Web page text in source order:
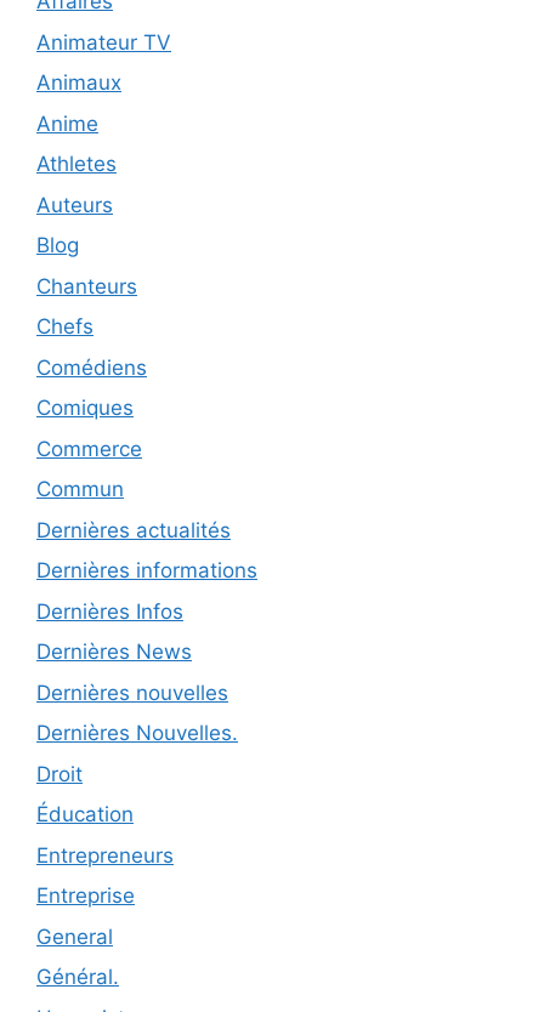
Animateur TV
Animaux
Anime
Athletes
Auteurs
Blog
Chanteurs
Chefs
Comédiens
Comiques
Commerce
Commun
Dernières actualités
Dernières informations
Dernières Infos
Dernières News
Dernières nouvelles
Dernières Nouvelles.
Droit
Éducation
Entrepreneurs
Entreprise
General
Général.